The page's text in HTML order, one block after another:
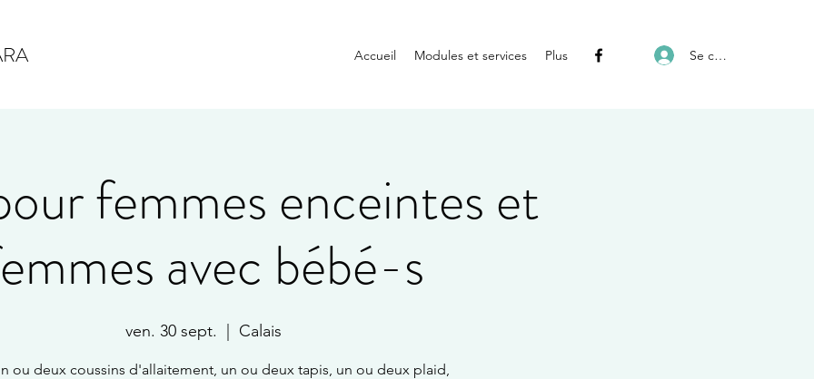
Accueil Modules et services Plus Se connecter
femmes enceintes et
avec bébé-s
ven. 30 sept. Calais
ou deux coussins d'allaitement, un ou deux tapis, un ou deux plaid,